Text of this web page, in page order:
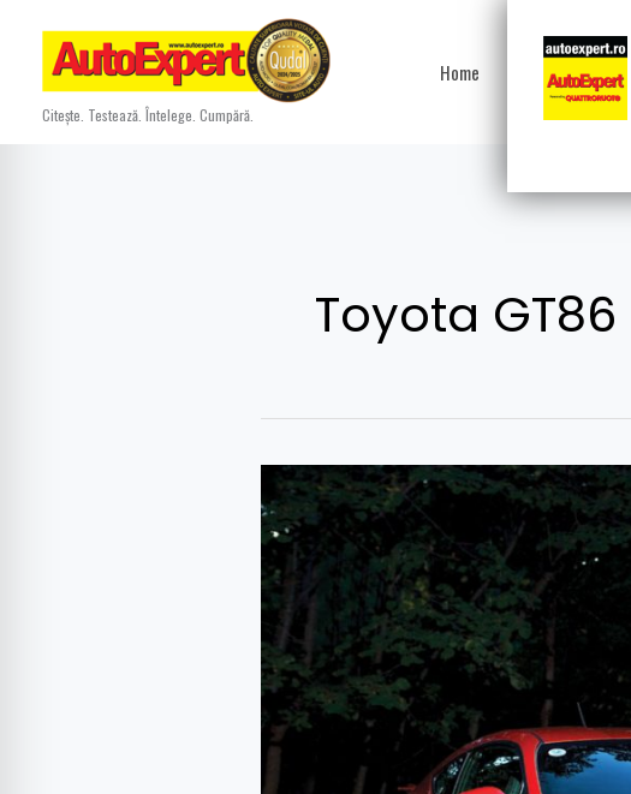
content
Citește. Testează. Întelege. Cumpără.
Home Test
Toyota GT86
Test
drive
Toyota
GT86
2.0/197
CP